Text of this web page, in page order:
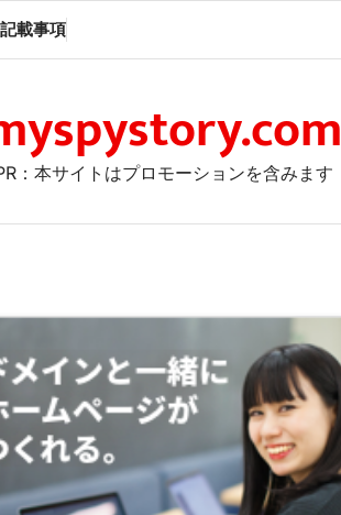
載事項
：本サイトはプロモーションを含みます